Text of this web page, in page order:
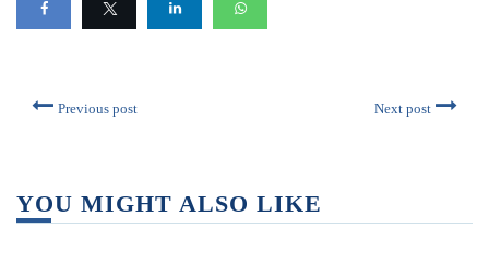
Previous post Next post
YOU MIGHT ALSO LIKE